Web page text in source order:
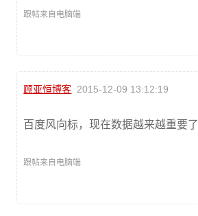
跟帖来自电脑端
顾亚恒博客 2015-12-09 13:12:19
百度风向标，现在数据越来越重要了
跟帖来自电脑端